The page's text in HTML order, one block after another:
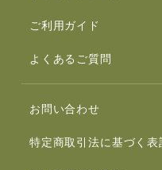
ご利用ガイド
よくあるご質問
お問い合わせ
特定商取引法に基づく表